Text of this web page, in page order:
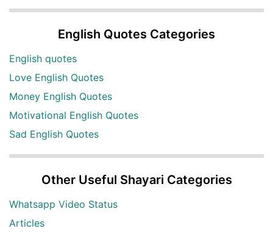
English Quotes Categories
English quotes
Love English Quotes
Money English Quotes
Motivational English Quotes
Sad English Quotes
Other Useful Shayari Categories
Whatsapp Video Status
Articles